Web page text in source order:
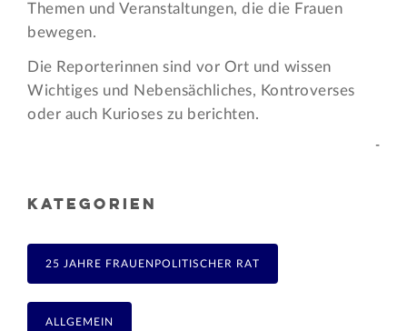
Themen und Veran­staltungen, die die Frauen
bewegen.
Die Reporterinnen sind vor Ort und wissen
Wichtiges und Nebensächliches, Kontroverses
oder auch Kurioses zu berichten.
-
KATEGORIEN
25 JAHRE FRAUENPOLITISCHER RAT
ALLGEMEIN